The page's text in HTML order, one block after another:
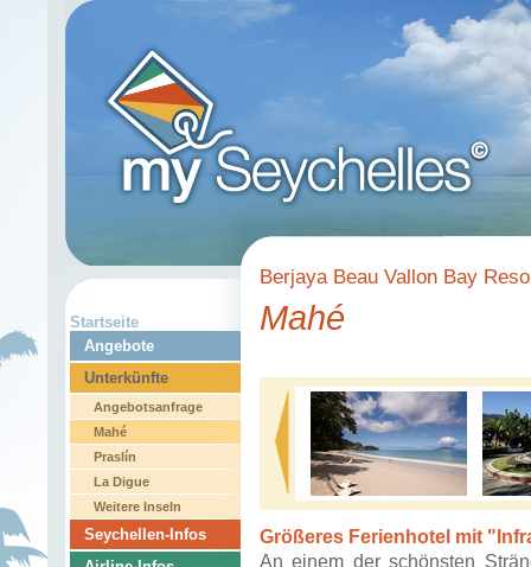
Startseite
Angebote
Unterkünfte
Angebotsanfrage
Mahé
Praslín
La Digue
Weitere Inseln
Seychellen-Infos
Berjaya Beau Vallon Bay
Mahé
Größeres Ferienhotel mit
An einem der schönsten